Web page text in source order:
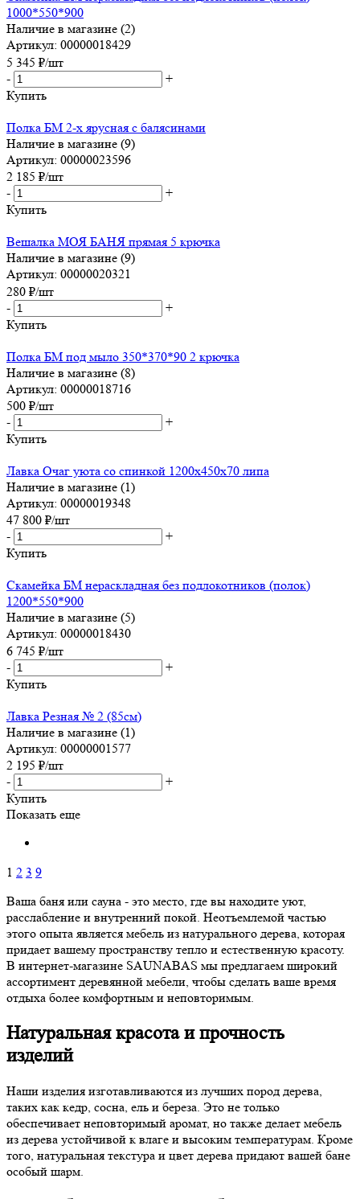
1000*550*900
Наличие в магазине (2)
Артикул: 00000018429
5 345 ₽/шт
-
+
Купить
Полка БМ 2-х ярусная с балясинами
Наличие в магазине (9)
Артикул: 00000023596
2 185 ₽/шт
-
+
Купить
Вешалка МОЯ БАНЯ прямая 5 крючка
Наличие в магазине (9)
Артикул: 00000020321
280 ₽/шт
-
+
Купить
Полка БМ под мыло 350*370*90 2 крючка
Наличие в магазине (8)
Артикул: 00000018716
500 ₽/шт
-
+
Купить
Лавка Очаг уюта со спинкой 1200х450х70 липа
Наличие в магазине (1)
Артикул: 00000019348
47 800 ₽/шт
-
+
Купить
Скамейка БМ нераскладная без подлокотников (полок)
1200*550*900
Наличие в магазине (5)
Артикул: 00000018430
6 745 ₽/шт
-
+
Купить
Лавка Резная № 2 (85см)
Наличие в магазине (1)
Артикул: 00000001577
2 195 ₽/шт
-
+
Купить
Показать еще
1 2 3 9
Ваша баня или сауна - это место, где вы находите уют,
расслабление и внутренний покой. Неотъемлемой частью
этого опыта является мебель из натурального дерева, которая
придает вашему пространству тепло и естественную красоту.
В интернет-магазине SAUNABAS мы предлагаем широкий
ассортимент деревянной мебели, чтобы сделать ваше время
отдыха более комфортным и неповторимым.
Натуральная красота и прочность
изделий
Наши изделия изготавливаются из лучших пород дерева,
таких как кедр, сосна, ель и береза. Это не только
обеспечивает неповторимый аромат, но также делает мебель
из дерева устойчивой к влаге и высоким температурам. Кроме
того, натуральная текстура и цвет дерева придают вашей бане
особый шарм.